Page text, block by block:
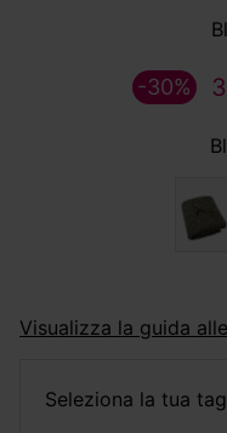
-30%
Visualizza la guida
seleziona la tua